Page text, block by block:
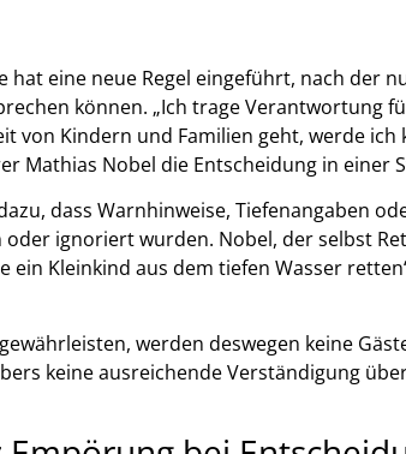
hat eine neue Regel eingeführt, nach der
können. „Ich trage Verantwortung
von Kindern und Familien geht, werde
Mathias Nobel die Entscheidung in einer
dass Warnhinweise, Tiefenangaben
ignoriert wurden. Nobel, der selbst
ein Kleinkind aus dem tiefen Wasser
werden deswegen keine
keine ausreichende Verständigung